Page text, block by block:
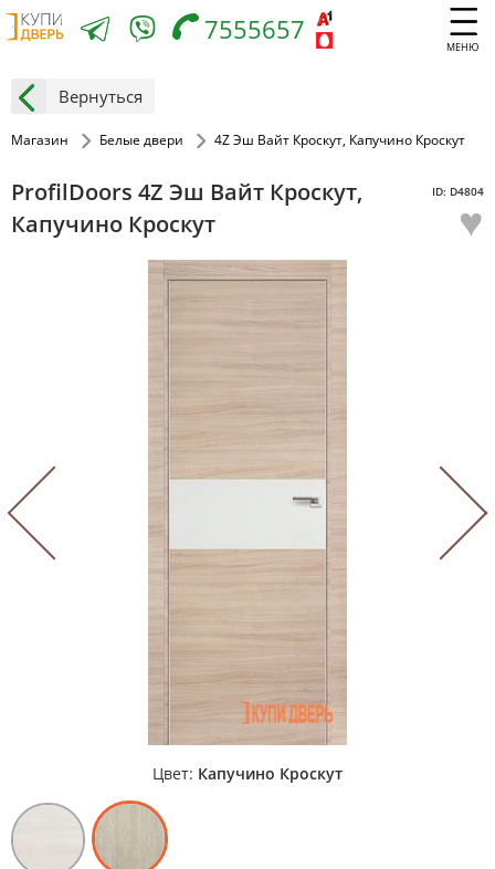
МЕНЮ
7555657
Вернуться
Магазин Белые двери 4Z Эш Вайт Кроскут, Капучино Кроскут
ProfilDoors 4Z Эш Вайт Кроскут,
Капучино Кроскут
ID: D4804
♥
Цвет: Капучино Кроскут